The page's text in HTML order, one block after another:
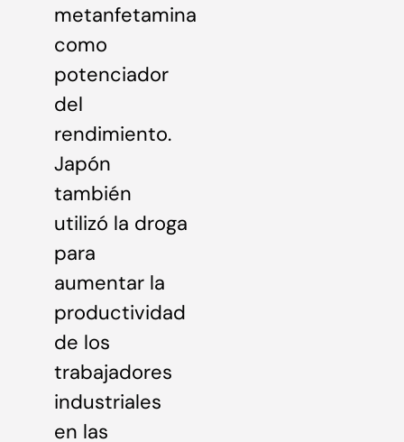
metanfetamina
como
potenciador
del
rendimiento.
Japón
también
utilizó la droga
para
aumentar la
productividad
de los
trabajadores
industriales
en las